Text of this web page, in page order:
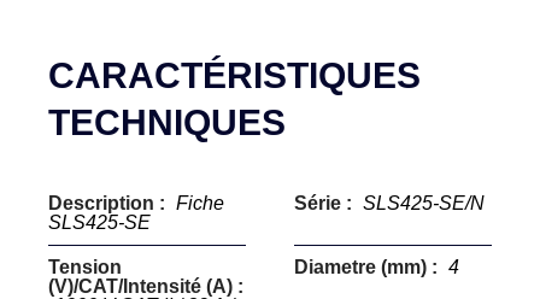
CARACTÉRISTIQUES
TECHNIQUES
Description : Fiche
SLS425-SE
Série : SLS425-SE/N
Tension
(V)/CAT/Intensité (A) :
Diametre (mm) : 4